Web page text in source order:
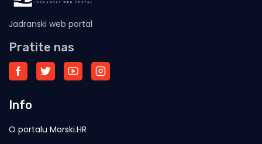
Jadranski web portal
Pratite nas
Info
O portalu Morski.HR